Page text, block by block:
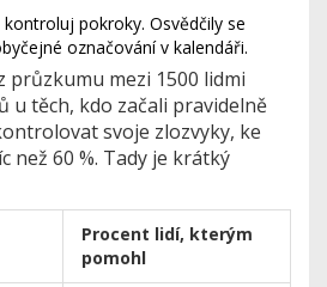
pokroky. Osvědčily se
označování v kalendáři.
průzkumu mezi 1500 lidmi
u těch, kdo začali pravidelně
svoje zlozvyky, ke
než 60 %. Tady je krátký
Procent lidí, kterým
pomohl